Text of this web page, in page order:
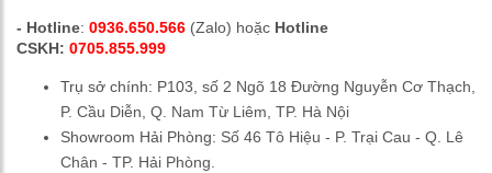
- Hotline: 0936.650.566 (Zalo) hoặc Hotline
CSKH: 0705.855.999
Trụ sở chính: P103, số 2 Ngõ 18 Đường Nguyễn Cơ Thạch,
P. Cầu Diễn, Q. Nam Từ Liêm, TP. Hà Nội
Showroom Hải Phòng: Số 46 Tô Hiệu - P. Trại Cau - Q. Lê
Chân - TP. Hải Phòng.